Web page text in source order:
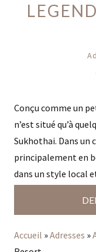
Conçu comme un
n’est situé qu’à
Sukhothai. Dans un
principalement en
dans un style local
Accueil »Adresses »